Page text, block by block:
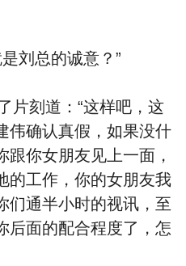
刘总的诚意？”
刻道：“这样吧，这
伟确认真假，如果没什
你女朋友见上一面，
的工作，你的女朋友我
们通半小时的视讯，至
后面的配合程度了，怎